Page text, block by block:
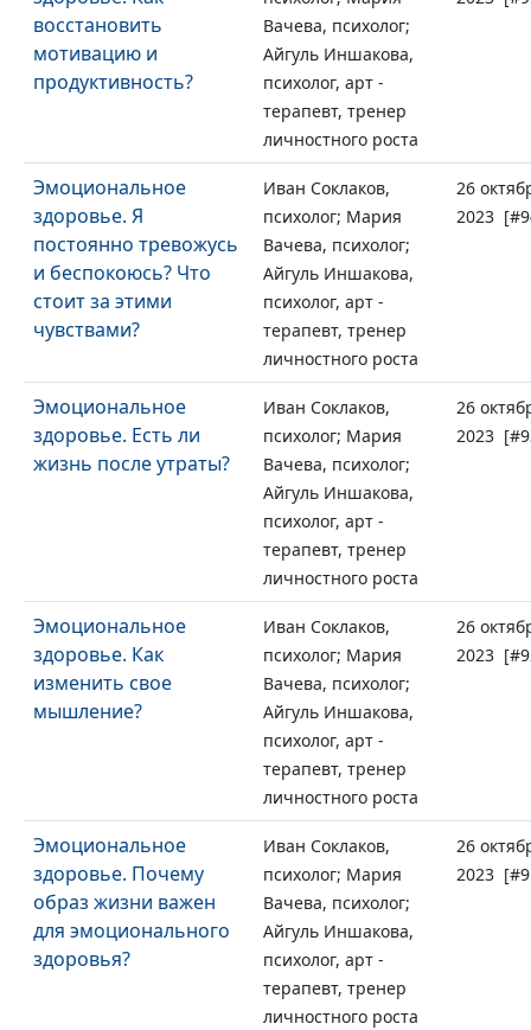
восстановить
мотивацию и
продуктивность?
Вачева, психолог;
Айгуль Иншакова,
психолог, арт -
терапевт, тренер
личностного роста
Эмоциональное
здоровье. Я
постоянно тревожусь
и беспокоюсь? Что
стоит за этими
чувствами?
Иван Соклаков,
психолог; Мария
Вачева, психолог;
Айгуль Иншакова,
психолог, арт -
терапевт, тренер
личностного роста
26
2023
Эмоциональное
здоровье. Есть ли
жизнь после утраты?
Иван Соклаков,
психолог; Мария
Вачева, психолог;
Айгуль Иншакова,
психолог, арт -
терапевт, тренер
личностного роста
26
2023
Эмоциональное
здоровье. Как
изменить свое
мышление?
Иван Соклаков,
психолог; Мария
Вачева, психолог;
Айгуль Иншакова,
психолог, арт -
терапевт, тренер
личностного роста
26
2023
Эмоциональное
здоровье. Почему
образ жизни важен
для эмоционального
здоровья?
Иван Соклаков,
психолог; Мария
Вачева, психолог;
Айгуль Иншакова,
психолог, арт -
терапевт, тренер
личностного роста
26
2023